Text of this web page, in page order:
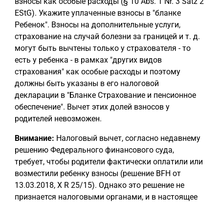
EStG). Укажите уплаченные взносы в "бланке
Ребенок". Взносы на дополнительные услуги,
страхование на случай болезни за границей и т. д.
могут быть вычтены только у страхователя - то
есть у ребенка - в рамках "других видов
страхования" как особые расходы и поэтому
должны быть указаны в его налоговой
декларации в "Бланке Страхование и пенсионное
обеспечение". Вычет этих долей взносов у
родителей невозможен.
Внимание: Налоговый вычет, согласно недавнему
решению Федерального финансового суда,
требует, чтобы родители фактически оплатили или
возместили ребенку взносы (решение BFH от
13.03.2018, X R 25/15). Однако это решение не
признается налоговыми органами, и в настоящее